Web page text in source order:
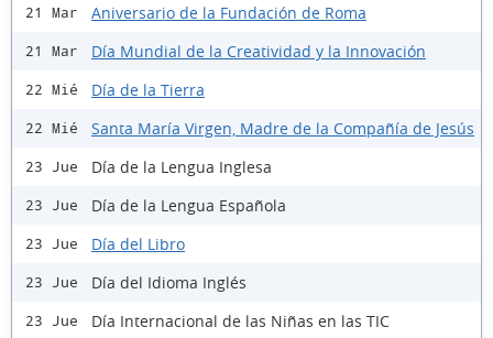
21 Mar Aniversario de la Fundación de Roma
21 Mar Día Mundial de la Creatividad y la Innovación
22 Mié Día de la Tierra
22 Mié Santa María Virgen, Madre de la Compañía de Jesús
23 Jue Día de la Lengua Inglesa
23 Jue Día de la Lengua Española
23 Jue Día del Libro
23 Jue Día del Idioma Inglés
23 Jue Día Internacional de las Niñas en las TIC